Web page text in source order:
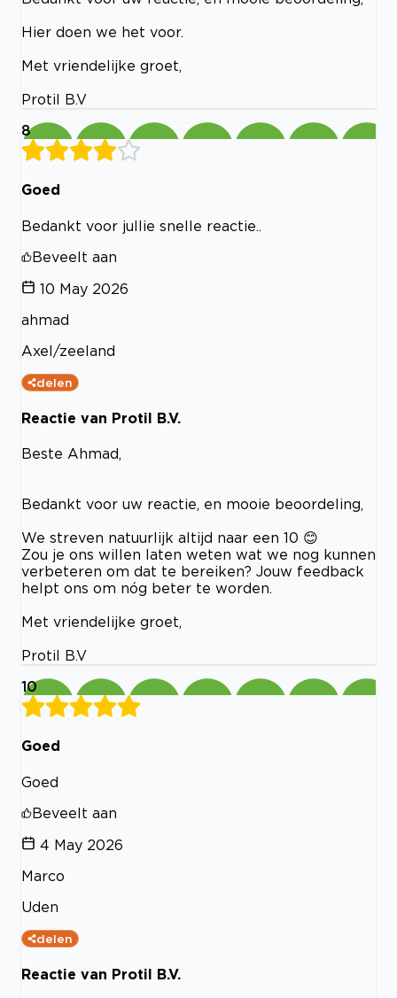
Hier doen we het voor.
Met vriendelijke groet,
Protil B.V
8
Goed
Bedankt voor jullie snelle reactie..
Beveelt aan
10 May 2026
ahmad
Axel/zeeland
delen
Reactie van Protil B.V.
Beste Ahmad,
Bedankt voor uw reactie, en mooie beoordeling,
We streven natuurlijk altijd naar een 10 😊
Zou je ons willen laten weten wat we nog kunnen
verbeteren om dat te bereiken? Jouw feedback
helpt ons om nóg beter te worden.
Met vriendelijke groet,
Protil B.V
10
Goed
Goed
Beveelt aan
4 May 2026
Marco
Uden
delen
Reactie van Protil B.V.